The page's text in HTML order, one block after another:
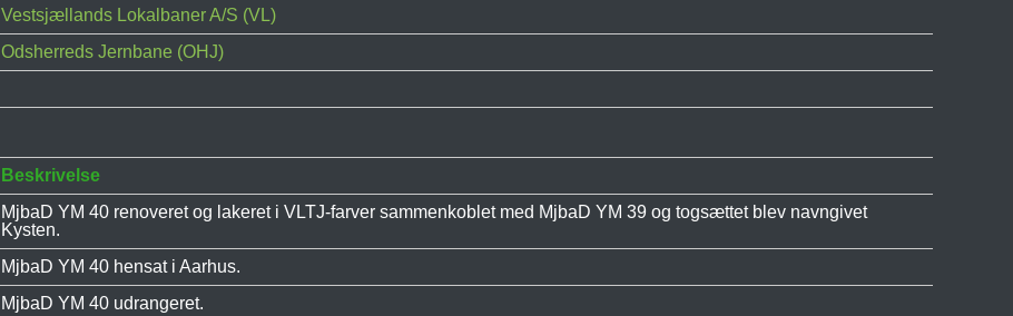
Vestsjællands Lokalbaner A/S (VL)
Odsherreds Jernbane (OHJ)
Beskrivelse
MjbaD YM 40 renoveret og lakeret i VLTJ-farver sammenkoblet med MjbaD YM 39 og togsættet blev navngivet
Kysten.
MjbaD YM 40 hensat i Aarhus.
MjbaD YM 40 udrangeret.